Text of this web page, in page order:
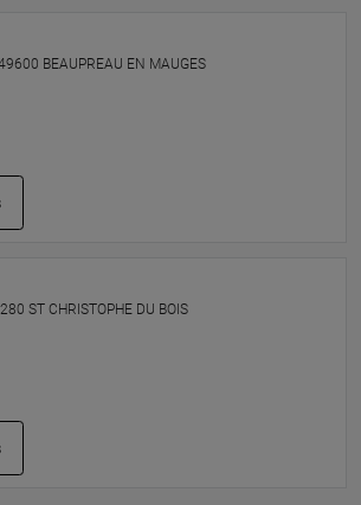
BEAUPREAU EN MAUGES
ST CHRISTOPHE DU BOIS